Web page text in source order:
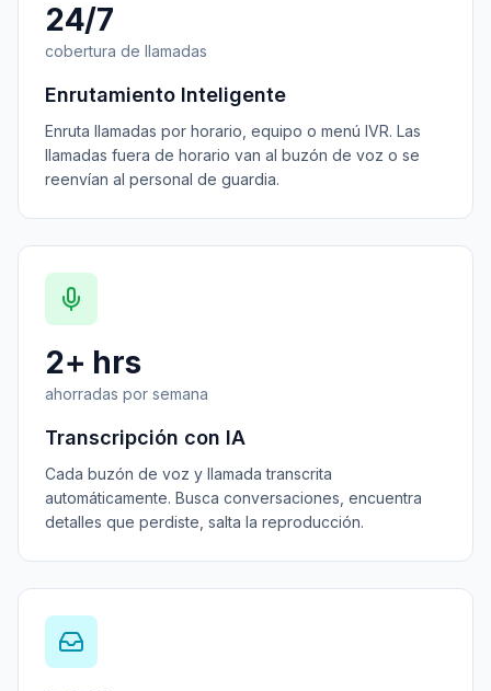
24/7
cobertura de llamadas
Enrutamiento Inteligente
Enruta llamadas por horario, equipo o menú IVR. Las
llamadas fuera de horario van al buzón de voz o se
reenvían al personal de guardia.
2+ hrs
ahorradas por semana
Transcripción con IA
Cada buzón de voz y llamada transcrita
automáticamente. Busca conversaciones, encuentra
detalles que perdiste, salta la reproducción.